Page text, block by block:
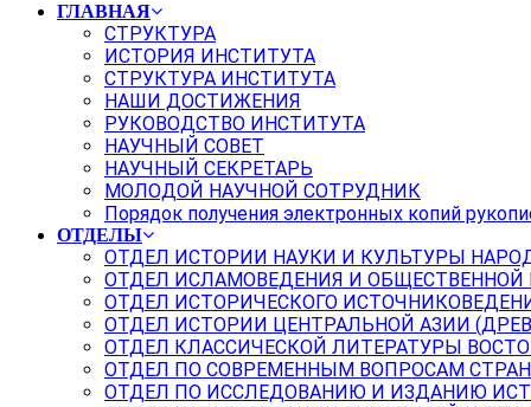
ГЛАВНАЯ
СТРУКТУРА
ИСТОРИЯ ИНСТИТУТА
СТРУКТУРА ИНСТИТУТА
НАШИ ДОСТИЖЕНИЯ
РУКОВОДСТВО ИНСТИТУТА
НАУЧНЫЙ СОВЕТ
НАУЧНЫЙ СЕКРЕТАРЬ
МОЛОДОЙ НАУЧНОЙ СОТРУДНИК
Порядок получения электронных копий
ОТДЕЛЫ
ОТДЕЛ ИСТОРИИ НАУКИ И КУЛЬТУРЫ
ОТДЕЛ ИСЛАМОВЕДЕНИЯ И
ОТДЕЛ ИСТОРИЧЕСКОГО
ОТДЕЛ ИСТОРИИ ЦЕНТРАЛЬНОЙ АЗИИ
ОТДЕЛ КЛАССИЧЕСКОЙ ЛИТЕРАТУРЫ
ОТДЕЛ ПО СОВРЕМЕННЫМ ВОПРОСАМ
ОТДЕЛ ПО ИССЛЕДОВАНИЮ И ИЗДАНИЮ